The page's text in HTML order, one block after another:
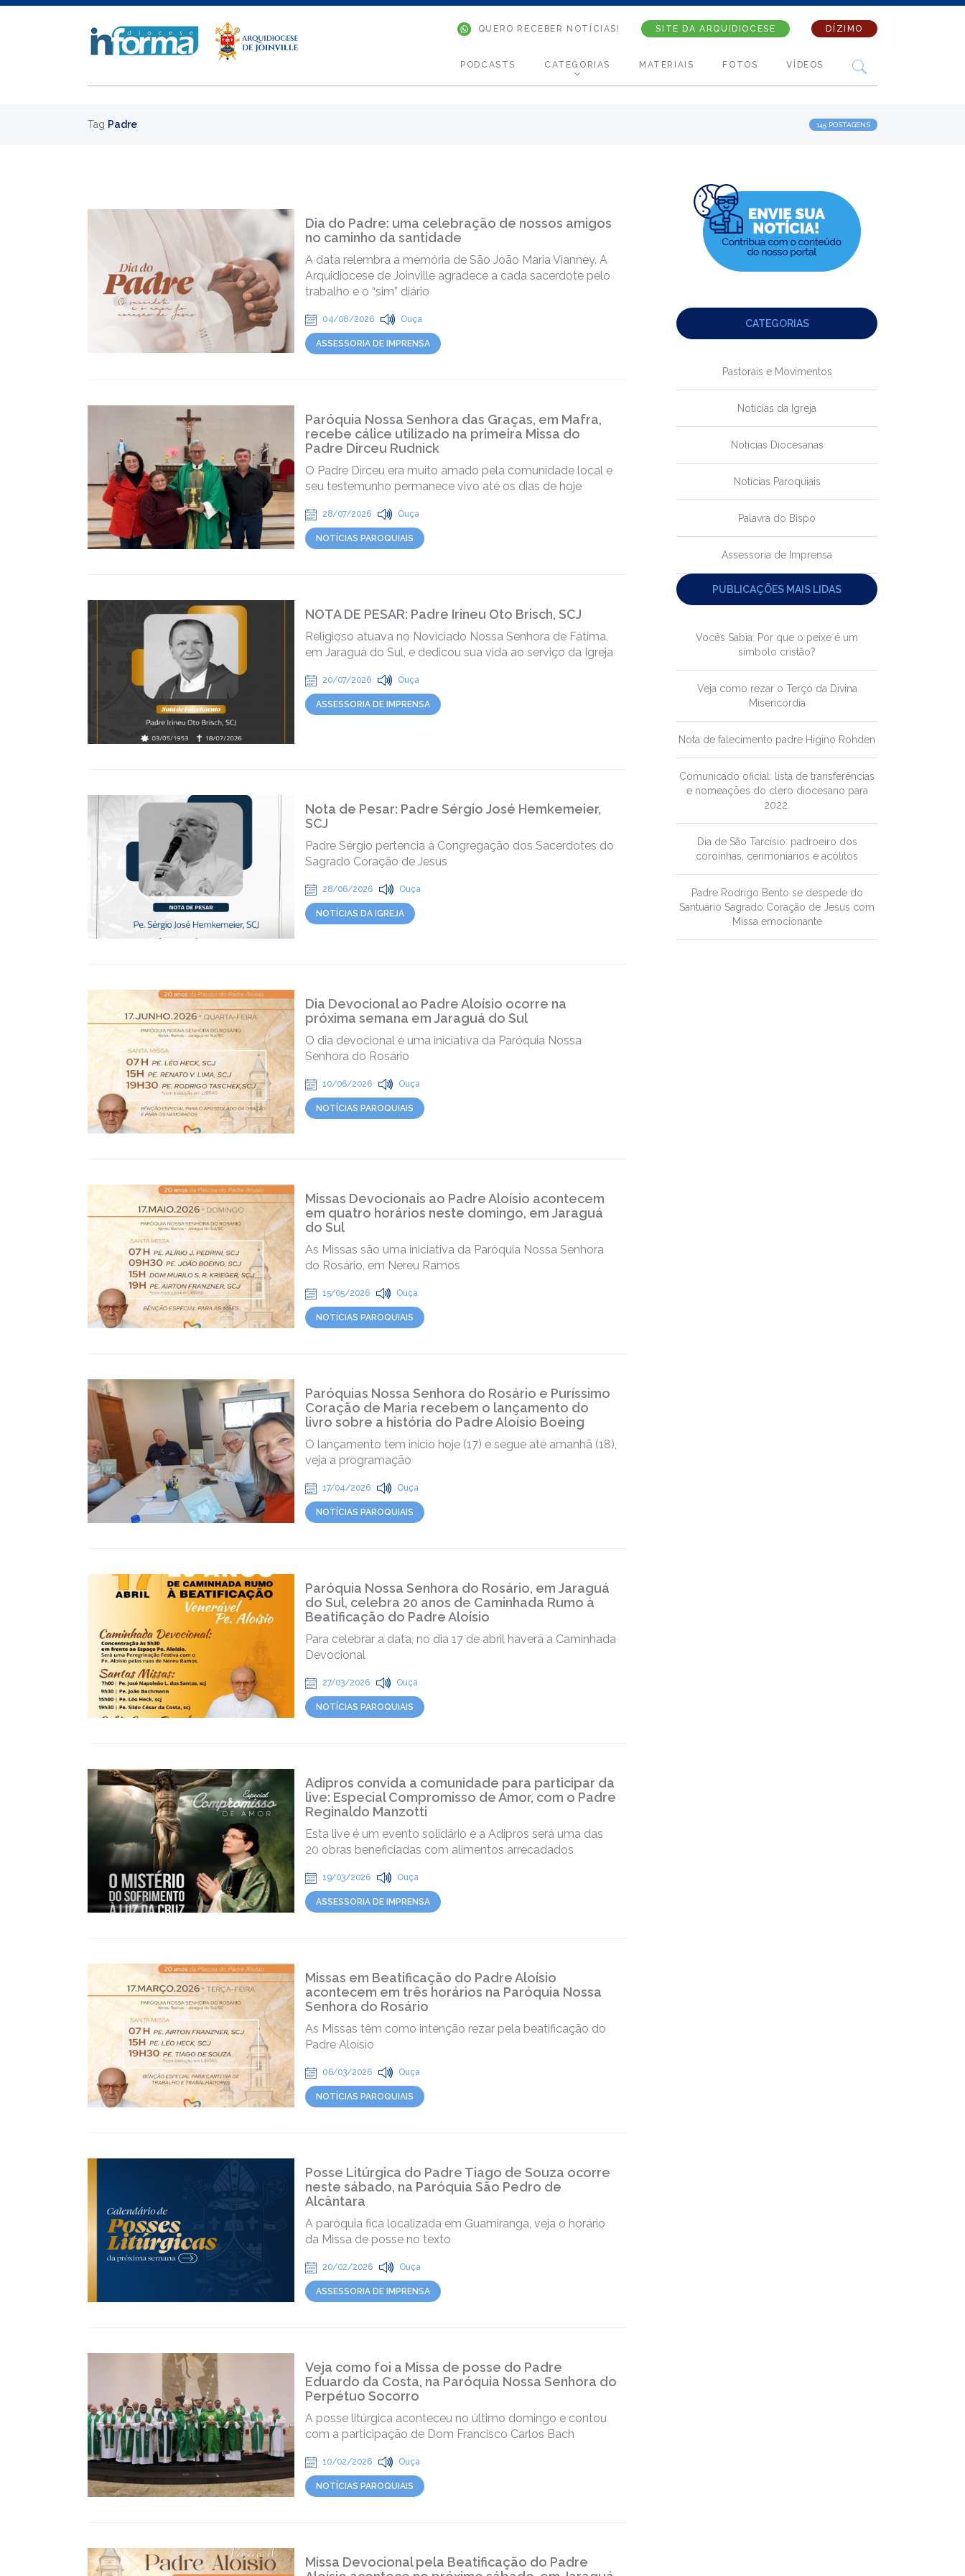
DÍZIMO
SITE DA ARQUIDIOCESE
QUERO RECEBER NOTÍCIAS!
VÍDEOS
FOTOS
MATERIAIS
CATEGORIAS
PODCASTS
Tag Padre 145 POSTAGENS
Dia do Padre: uma celebração de nossos amigos
no caminho da santidade
A data relembra a memória de São João Maria Vianney. A
Arquidiocese de Joinville agradece a cada sacerdote pelo
trabalho e o “sim” diário
04/08/2026 Ouça
ASSESSORIA DE IMPRENSA
Paróquia Nossa Senhora das Graças, em Mafra,
recebe cálice utilizado na primeira Missa do
Padre Dirceu Rudnick
O Padre Dirceu era muito amado pela comunidade local e
seu testemunho permanece vivo até os dias de hoje
28/07/2026 Ouça
NOTÍCIAS PAROQUIAIS
NOTA DE PESAR: Padre Irineu Oto Brisch, SCJ
Religioso atuava no Noviciado Nossa Senhora de Fátima,
em Jaraguá do Sul, e dedicou sua vida ao serviço da Igreja
20/07/2026 Ouça
ASSESSORIA DE IMPRENSA
Nota de Pesar: Padre Sérgio José Hemkemeier,
SCJ
Padre Sérgio pertencia à Congregação dos Sacerdotes do
Sagrado Coração de Jesus
28/06/2026 Ouça
NOTÍCIAS DA IGREJA
Dia Devocional ao Padre Aloísio ocorre na
próxima semana em Jaraguá do Sul
O dia devocional é uma iniciativa da Paróquia Nossa
Senhora do Rosário
10/06/2026 Ouça
NOTÍCIAS PAROQUIAIS
Missas Devocionais ao Padre Aloísio acontecem
em quatro horários neste domingo, em Jaraguá
do Sul
As Missas são uma iniciativa da Paróquia Nossa Senhora
do Rosário, em Nereu Ramos
15/05/2026 Ouça
NOTÍCIAS PAROQUIAIS
Paróquias Nossa Senhora do Rosário e Puríssimo
Coração de Maria recebem o lançamento do
livro sobre a história do Padre Aloísio Boeing
O lançamento tem início hoje (17) e segue até amanhã (18),
veja a programação
17/04/2026 Ouça
NOTÍCIAS PAROQUIAIS
Paróquia Nossa Senhora do Rosário, em Jaraguá
do Sul, celebra 20 anos de Caminhada Rumo à
Beatificação do Padre Aloísio
Para celebrar a data, no dia 17 de abril haverá a Caminhada
Devocional
27/03/2026 Ouça
NOTÍCIAS PAROQUIAIS
Adipros convida a comunidade para participar da
live: Especial Compromisso de Amor, com o Padre
Reginaldo Manzotti
Esta live é um evento solidário e a Adipros será uma das
20 obras beneficiadas com alimentos arrecadados
19/03/2026 Ouça
ASSESSORIA DE IMPRENSA
Missas em Beatificação do Padre Aloísio
acontecem em três horários na Paróquia Nossa
Senhora do Rosário
As Missas têm como intenção rezar pela beatificação do
Padre Aloísio
06/03/2026 Ouça
NOTÍCIAS PAROQUIAIS
Posse Litúrgica do Padre Tiago de Souza ocorre
neste sábado, na Paróquia São Pedro de
Alcântara
A paróquia fica localizada em Guamiranga, veja o horário
da Missa de posse no texto
20/02/2026 Ouça
ASSESSORIA DE IMPRENSA
Veja como foi a Missa de posse do Padre
Eduardo da Costa, na Paróquia Nossa Senhora do
Perpétuo Socorro
A posse litúrgica aconteceu no último domingo e contou
com a participação de Dom Francisco Carlos Bach
10/02/2026 Ouça
NOTÍCIAS PAROQUIAIS
Missa Devocional pela Beatificação do Padre
CATEGORIAS
Pastorais e Movimentos
Notícias da Igreja
Notícias Diocesanas
Notícias Paroquiais
Palavra do Bispo
Assessoria de Imprensa
PUBLICAÇÕES MAIS LIDAS
Vocês Sabia: Por que o peixe é um
símbolo cristão?
Veja como rezar o Terço da Divina
Misericórdia
Nota de falecimento padre Higino Rohden
Comunicado oficial: lista de transferências
e nomeações do clero diocesano para
2022.
Dia de São Tarcísio: padroeiro dos
coroinhas, cerimoniários e acólitos
Padre Rodrigo Bento se despede do
Santuário Sagrado Coração de Jesus com
Missa emocionante